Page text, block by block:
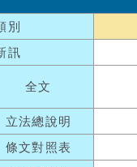
別
訊
全文
立法總說明
條文對照表